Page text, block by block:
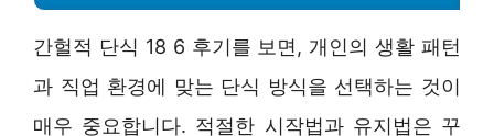
간헐적 단식 18 6 후기를 보면, 개인의 생활 패턴
과 직업 환경에 맞는 단식 방식을 선택하는 것이
매우 중요합니다. 적절한 시작법과 유지법은 꾸